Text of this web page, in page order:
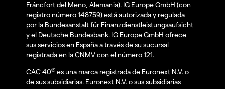
Fráncfort del Meno, Alemania). IG Europe GmbH (con
registro número 148759) está autorizada y regulada
por la Bundesanstalt für Finanzdienstleistungsaufsicht
y el Deutsche Bundesbank. IG Europe GmbH ofrece
sus servicios en España a través de su sucursal
registrada en la CNMV con el número 121.
CAC 40® es una marca registrada de Euronext N.V. o
de sus subsidiarias. Euronext N.V. o sus subsidiarias